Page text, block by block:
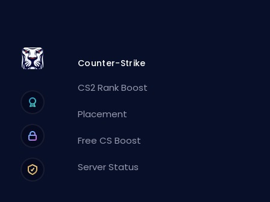
Counter-Strike
CS2 Rank Boost
Placement
Free CS Boost
Server Status